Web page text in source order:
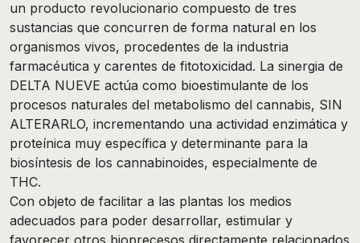
un producto revolucionario compuesto de tres
sustancias que concurren de forma natural en los
organismos vivos, procedentes de la industria
farmacéutica y carentes de fitotoxicidad. La sinergia de
DELTA NUEVE actúa como bioestimulante de los
procesos naturales del metabolismo del cannabis, SIN
ALTERARLO, incrementando una actividad enzimática y
proteínica muy específica y determinante para la
biosíntesis de los cannabinoides, especialmente de
THC.
Con objeto de facilitar a las plantas los medios
adecuados para poder desarrollar, estimular y
favorecer otros bioprecesos directamente relacionados